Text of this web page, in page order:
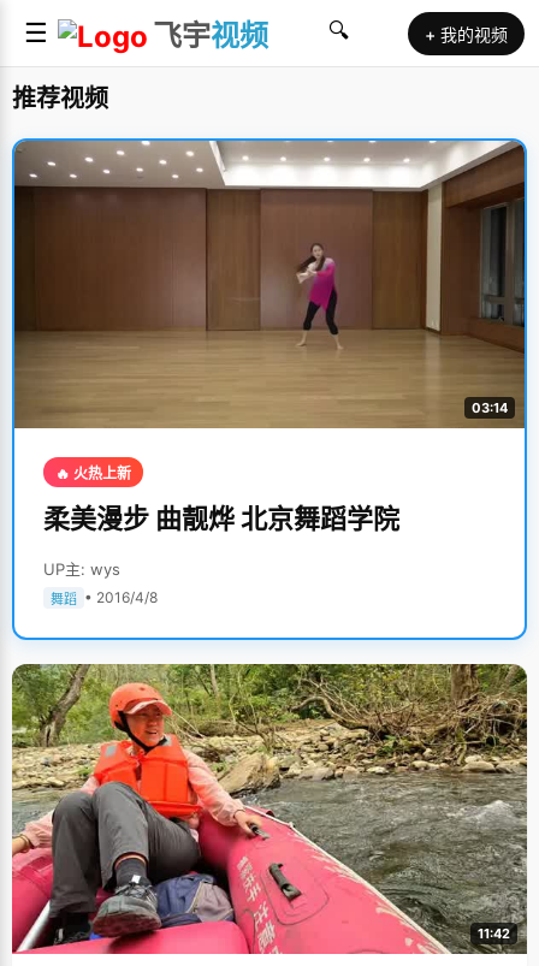
☰ 飞宇视频 🔍 + 我的视频
推荐视频
03:14
🔥 火热上新
柔美漫步 曲靓烨 北京舞蹈学院
UP主: wys
舞蹈 • 2016/4/8
11:42